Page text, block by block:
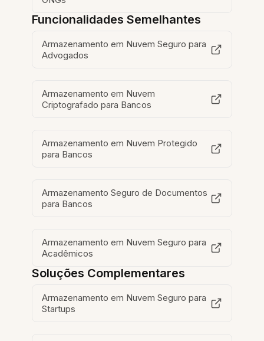
Funcionalidades Semelhantes
Armazenamento em Nuvem Seguro para
Advogados
Armazenamento em Nuvem
Criptografado para Bancos
Armazenamento em Nuvem Protegido
para Bancos
Armazenamento Seguro de Documentos
para Bancos
Armazenamento em Nuvem Seguro para
Acadêmicos
Soluções Complementares
Armazenamento em Nuvem Seguro para
Startups